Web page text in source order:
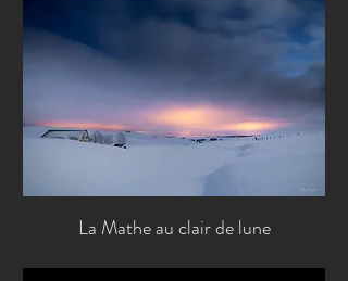
La Mathe au clair de lune